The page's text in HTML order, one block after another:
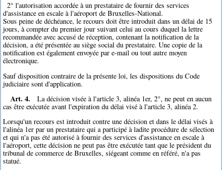
2° l'autorisation accordée à un prestataire de fournir des services
d'assistance en escale à l'aéroport de Bruxelles-National.
Sous peine de déchéance, le recours doit être introduit dans un délai de 15
jours, à compter du premier jour suivant celui au cours duquel la lettre
recommandée avec accusé de réception, contenant la notification de la
décision, a été présentée au siège social du prestataire. Une copie de la
notification est également envoyée par e-mail ou tout autre moyen
électronique.
Sauf disposition contraire de la présente loi, les dispositions du Code
judiciaire sont d'application.
Art. 4.
La décision visée à l'article 3, alinéa 1er, 2°, ne peut en aucun
cas être exécutée avant l'expiration du délai visé à l'article 3, alinéa 2.
Lorsqu'un recours est introduit contre une décision et dans le délai visés à
l'alinéa 1er par un prestataire qui a participé à ladite procédure de sélection
et qui n'a pas été autorisé à fournir des services d'assistance en escale à
l'aéroport, cette décision ne peut pas être exécutée tant que le président du
tribunal de commerce de Bruxelles, siégeant comme en référé, n'a pas
statué.